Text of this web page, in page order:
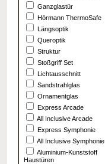
Ganzglastür
Hörmann ThermoSafe
Längsoptik
Queroptik
Struktur
Stoßgriff Set
Lichtausschnitt
Sandstrahlglas
Ornamentglas
Express Arcade
All Inclusive Arcade
Express Symphonie
All Inclusive Symphonie
Aluminium-Kunststoff
Haustüren